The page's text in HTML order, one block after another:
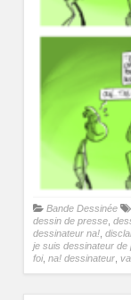
Bande Dessinée
dessin de presse,
dessinateur na!,
je suis dessinateur de
foi, na! dessinateur,